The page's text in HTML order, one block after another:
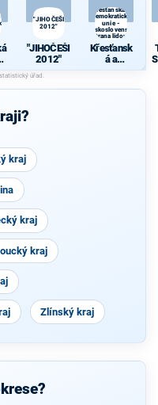
"JIHOČEŠI
2012"
"JIHOČEŠI
2012"
Křesťanská a
demokratická
unie -
Československá
strana lidová
Křesťansk
á a
demokrati
Českoslov
kraj
kraj
kraj
Zlínský kraj